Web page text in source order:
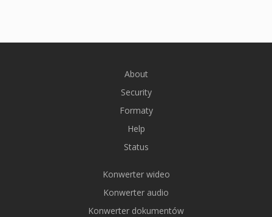
About
Security
Formaty
Help
Status
Konwerter wideo
Konwerter audio
Konwerter dokumentów